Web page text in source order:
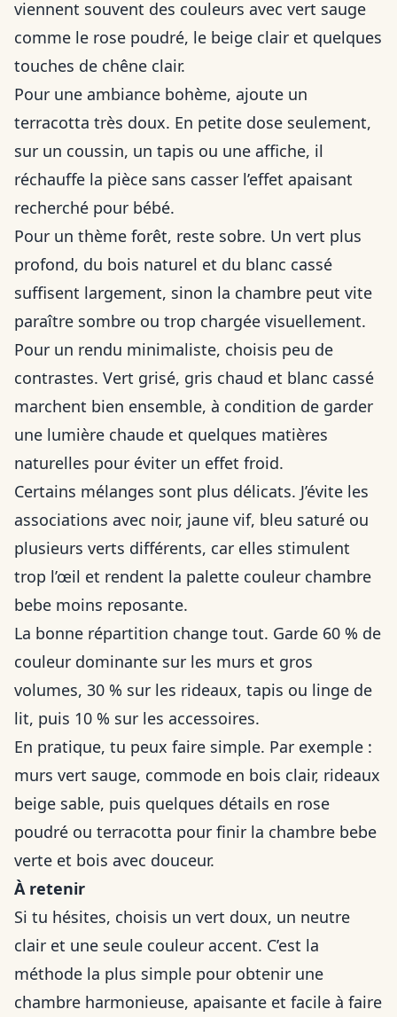
viennent souvent des couleurs avec vert sauge
comme le rose poudré, le beige clair et quelques
touches de chêne clair.
Pour une ambiance bohème, ajoute un
terracotta très doux. En petite dose seulement,
sur un coussin, un tapis ou une affiche, il
réchauffe la pièce sans casser l’effet apaisant
recherché pour bébé.
Pour un thème forêt, reste sobre. Un vert plus
profond, du bois naturel et du blanc cassé
suffisent largement, sinon la chambre peut vite
paraître sombre ou trop chargée visuellement.
Pour un rendu minimaliste, choisis peu de
contrastes. Vert grisé, gris chaud et blanc cassé
marchent bien ensemble, à condition de garder
une lumière chaude et quelques matières
naturelles pour éviter un effet froid.
Certains mélanges sont plus délicats. J’évite les
associations avec noir, jaune vif, bleu saturé ou
plusieurs verts différents, car elles stimulent
trop l’œil et rendent la palette couleur chambre
bebe moins reposante.
La bonne répartition change tout. Garde 60 % de
couleur dominante sur les murs et gros
volumes, 30 % sur les rideaux, tapis ou linge de
lit, puis 10 % sur les accessoires.
En pratique, tu peux faire simple. Par exemple :
murs vert sauge, commode en bois clair, rideaux
beige sable, puis quelques détails en rose
poudré ou terracotta pour finir la chambre bebe
verte et bois avec douceur.
À retenir
Si tu hésites, choisis un vert doux, un neutre
clair et une seule couleur accent. C’est la
méthode la plus simple pour obtenir une
chambre harmonieuse, apaisante et facile à faire